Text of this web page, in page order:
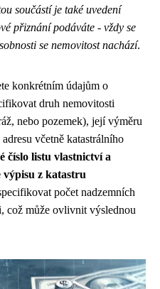
součástí je také uvedení
přiznání podáváte - vždy se
se nemovitost nachází.
konkrétním údajům o
druh nemovitosti
nebo pozemek), její výměru
včetně katastrálního
číslo listu vlastnictví a
výpisu z katastru
počet nadzemních
což může ovlivnit výslednou